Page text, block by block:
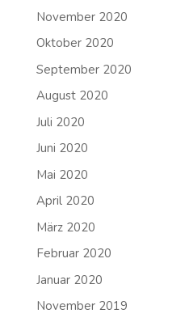
November 2020
Oktober 2020
September 2020
August 2020
Juli 2020
Juni 2020
Mai 2020
April 2020
März 2020
Februar 2020
Januar 2020
November 2019